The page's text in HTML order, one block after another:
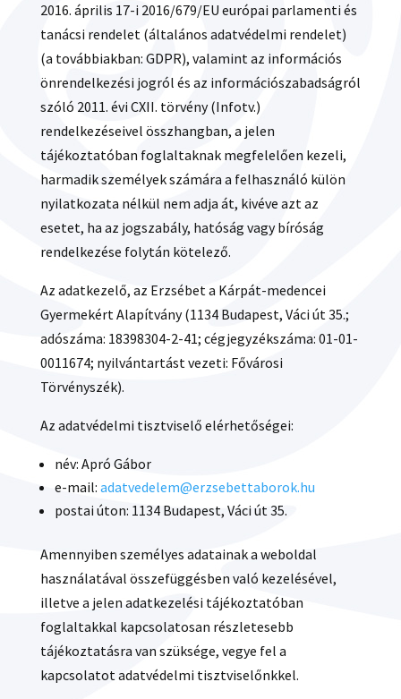
2016. április 17-i 2016/679/EU európai parlamenti és
tanácsi rendelet (általános adatvédelmi rendelet)
(a továbbiakban: GDPR), valamint az információs
önrendelkezési jogról és az információszabadságról
szóló 2011. évi CXII. törvény (Infotv.)
rendelkezéseivel összhangban, a jelen
tájékoztatóban foglaltaknak megfelelően kezeli,
harmadik személyek számára a felhasználó külön
nyilatkozata nélkül nem adja át, kivéve azt az
esetet, ha az jogszabály, hatóság vagy bíróság
rendelkezése folytán kötelező.
Az adatkezelő, az Erzsébet a Kárpát-medencei
Gyermekért Alapítvány (1134 Budapest, Váci út 35.;
adószáma: 18398304-2-41; cégjegyzékszáma: 01-01-
0011674; nyilvántartást vezeti: Fővárosi
Törvényszék).
Az adatvédelmi tisztviselő elérhetőségei:
név: Apró Gábor
e-mail: adatvedelem@erzsebettaborok.hu
postai úton: 1134 Budapest, Váci út 35.
Amennyiben személyes adatainak a weboldal
használatával összefüggésben való kezelésével,
illetve a jelen adatkezelési tájékoztatóban
foglaltakkal kapcsolatosan részletesebb
tájékoztatásra van szüksége, vegye fel a
kapcsolatot adatvédelmi tisztviselőnkkel.